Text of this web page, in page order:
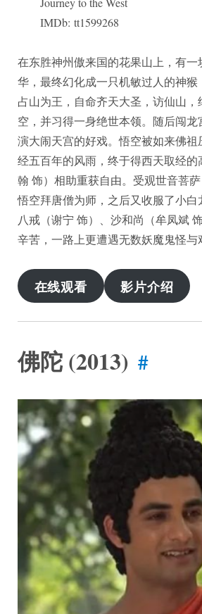
IMDb: tt1599268
在东胜神州傲来国的花果山上，有一
华，最终幻化成一只机敏过人的神猴
占山为王，自命齐天大圣，访仙山
空，并习得一身绝世本领。随后闯
演大闹天宫的好戏。悟空被如来佛
经五百年的风雨，终于得西天取经的
翰 饰）相助重获自由。受观世音菩萨
悟空拜唐僧为师，之后又收服了小
八戒（谢宁 饰）、沙和尚（牟凤斌
辛苦，一路上更遭遇无数妖魔鬼怪
在线观看 影片介绍
佛陀 (2013) #